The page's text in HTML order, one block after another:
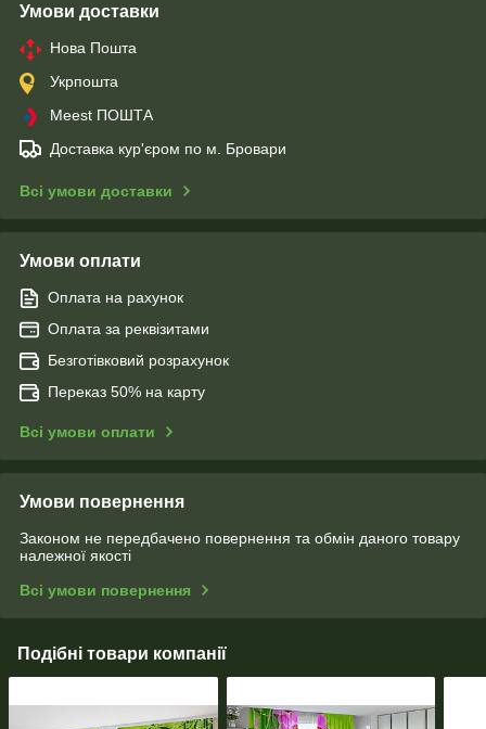
Умови доставки
Нова Пошта
Укрпошта
Meest ПОШТА
Доставка кур'єром по м. Бровари
Всі умови доставки
Умови оплати
Оплата на рахунок
Оплата за реквізитами
Безготівковий розрахунок
Переказ 50% на карту
Всі умови оплати
Умови повернення
Законом не передбачено повернення та обмін даного товару
належної якості
Всі умови повернення
Подібні товари компанії